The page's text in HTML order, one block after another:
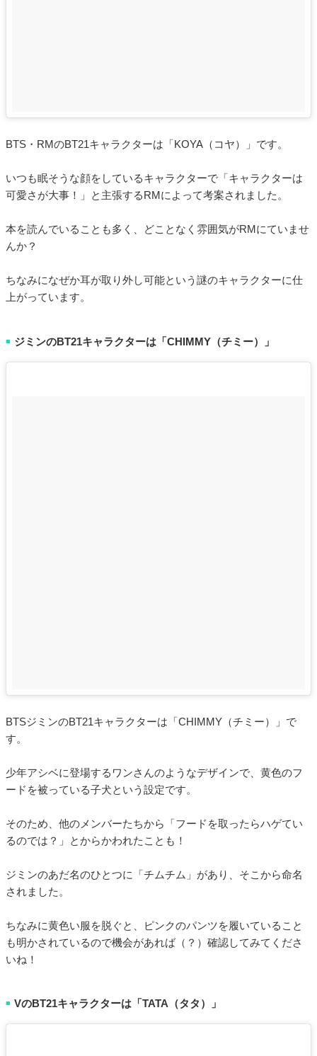
BTS・RMのBT21キャラクターは「KOYA（コヤ）」です。
いつも眠そうな顔をしているキャラクターで「キャラクターは
可愛さが大事！」と主張するRMによって考案されました。
本を読んでいることも多く、どことなく雰囲気がRMにていませ
んか？
ちなみになぜか耳が取り外し可能という謎のキャラクターに仕
上がっています。
■ ジミンのBT21キャラクターは「CHIMMY（チミー）」
BTSジミンのBT21キャラクターは「CHIMMY（チミー）」で
す。
少年アシベに登場するワンさんのようなデザインで、黄色のフ
ードを被っている子犬という設定です。
そのため、他のメンバーたちから「フードを取ったらハゲてい
るのでは？」とからかわれたことも！
ジミンのあだ名のひとつに「チムチム」があり、そこから命名
されました。
ちなみに黄色い服を脱ぐと、ピンクのパンツを履いていること
も明かされているので機会があれば（？）確認してみてくださ
いね！
■ VのBT21キャラクターは「TATA（タタ）」